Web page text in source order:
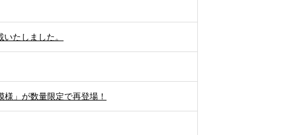
たしました。
」が数量限定で再登場！